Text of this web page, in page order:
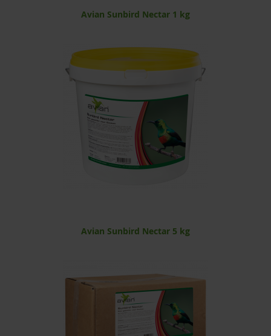
Avian Sunbird Nectar 1 kg
Avian Sunbird Nectar 5 kg